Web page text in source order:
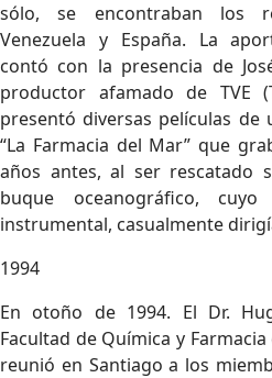
sólo, se encontraban los
Venezuela y España. La
contó con la presencia de
productor afamado de TVE
presentó diversas películas
“La Farmacia del Mar” que
años antes, al ser rescatado
buque oceanográfico,
instrumental, casualmente
1994
En otoño de 1994. El Dr.
Facultad de Química y
reunió en Santiago a los